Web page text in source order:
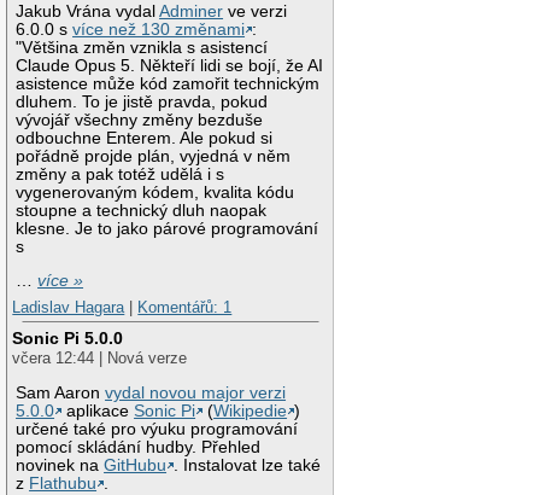
Jakub Vrána vydalAdminer ve verzi
6.0.0 svíce než 130 změnami :
"Většina změn vznikla s asistencí
Claude Opus 5. Někteří lidi se bojí, že AI
asistence může kód zamořit technickým
dluhem. To je jistě pravda, pokud
vývojář všechny změny bezduše
odbouchne Enterem. Ale pokud si
pořádně projde plán, vyjedná v něm
změny a pak totéž udělá i s
vygenerovaným kódem, kvalita kódu
stoupne a technický dluh naopak
klesne. Je to jako párové programování
s
…více »
Ladislav Hagara
Komentářů: 1
Sonic Pi 5.0.0
včera 12:44 | Nová verze
Sam Aaronvydal novou major verzi
5.0.0
aplikaceSonic Pi (Wikipedie )
určené také pro výuku programování
pomocí skládání hudby. Přehled
novinek naGitHubu . Instalovat lze také
z Flathubu .